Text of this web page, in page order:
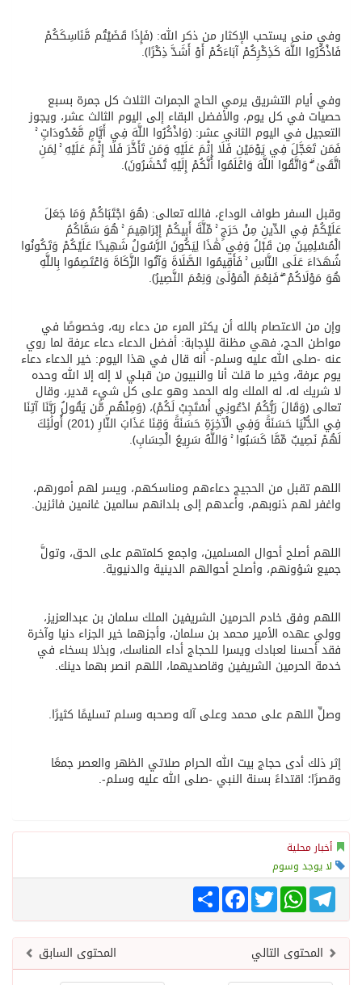
وفي منى يستحب الإكثار من ذكر الله: ﴿فَإِذَا قَضَيْتُم مَّنَاسِكَكُمْ
فَاذْكُرُوا اللَّهَ كَذِكْرِكُمْ آبَاءَكُمْ أَوْ أَشَدَّ ذِكْرًا﴾.
وفي أيام التشريق يرمي الحاج الجمرات الثلاث كل جمرة بسبع
حصيات في كل يوم، والأفضل البقاء إلى اليوم الثالث عشر، ويجوز
التعجيل في اليوم الثاني عشر: ﴿وَاذْكُرُوا اللَّهَ فِي أَيَّامٍ مَّعْدُودَاتٍ ۚ
فَمَن تَعَجَّلَ فِي يَوْمَيْنِ فَلَا إِثْمَ عَلَيْهِ وَمَن تَأَخَّرَ فَلَا إِثْمَ عَلَيْهِ ۚ لِمَنِ
اتَّقَىٰ ۗ وَاتَّقُوا اللَّهَ وَاعْلَمُوا أَنَّكُمْ إِلَيْهِ تُحْشَرُونَ﴾.
وقبل السفر طواف الوداع، فالله تعالى: ﴿هُوَ اجْتَبَاكُمْ وَمَا جَعَلَ
عَلَيْكُمْ فِي الدِّينِ مِنْ حَرَجٍ ۚ مِّلَّةَ أَبِيكُمْ إِبْرَاهِيمَ ۚ هُوَ سَمَّاكُمُ
الْمُسْلِمِينَ مِن قَبْلُ وَفِي هَٰذَا لِيَكُونَ الرَّسُولُ شَهِيدًا عَلَيْكُمْ وَتَكُونُوا
شُهَدَاءَ عَلَى النَّاسِ ۚ فَأَقِيمُوا الصَّلَاةَ وَآتُوا الزَّكَاةَ وَاعْتَصِمُوا بِاللَّهِ
هُوَ مَوْلَاكُمْ ۖ فَنِعْمَ الْمَوْلَىٰ وَنِعْمَ النَّصِيرُ﴾.
وإن من الاعتصام بالله أن يكثر المرء من دعاء ربه، وخصوصًا في
مواطن الحج، فهي مظنة للإجابة: أفضل الدعاء دعاء عرفة لما روي
عنه -صلى الله عليه وسلم- أنه قال في هذا اليوم: خير الدعاء دعاء
يوم عرفة، وخير ما قلت أنا والنبيون من قبلي لا إله إلا الله وحده
لا شريك له، له الملك وله الحمد وهو على كل شيء قدير، وقال
تعالى ﴿وَقَالَ رَبُّكُمُ ادْعُونِي أَسْتَجِبْ لَكُمْ﴾، ﴿وَمِنْهُم مَّن يَقُولُ رَبَّنَا آتِنَا
فِي الدُّنْيَا حَسَنَةً وَفِي الْآخِرَةِ حَسَنَةً وَقِنَا عَذَابَ النَّارِ (201) أُولَٰئِكَ
لَهُمْ نَصِيبٌ مِّمَّا كَسَبُوا ۚ وَاللَّهُ سَرِيعُ الْحِسَابِ﴾.
اللهم تقبل من الحجيج دعاءهم ومناسكهم، ويسر لهم أمورهم،
واغفر لهم ذنوبهم، وأعدهم إلى بلدانهم سالمين غانمين فائزين.
اللهم أصلح أحوال المسلمين، واجمع كلمتهم على الحق، وتولَّ
جميع شؤونهم، وأصلح أحوالهم الدينية والدنيوية.
اللهم وفق خادم الحرمين الشريفين الملك سلمان بن عبدالعزيز،
وولي عهده الأمير محمد بن سلمان، وأجزهما خير الجزاء دنيا وآخرة
فقد أحسنا لعبادك ويسرا للحجاج أداء المناسك، وبذلا بسخاء في
خدمة الحرمين الشريفين وقاصديهما، اللهم انصر بهما دينك.
وصلِّ اللهم على محمد وعلى آله وصحبه وسلم تسليمًا كثيرًا.
إثر ذلك أدى حجاج بيت الله الحرام صلاتي الظهر والعصر جمعًا
وقصرًا؛ اقتداءً بسنة النبي -صلى الله عليه وسلم-.
أخبار محلية
لا يوجد وسوم
انشر
FacebookTwitter
WhatsAppTelegram
المحتوى السابق
المحتوى التالي